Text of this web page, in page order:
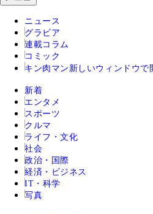
ニュース
グラビア
連載コラム
コミック
キン肉マン 新しいウィンドウで
新着
エンタメ
スポーツ
クルマ
ライフ・文化
社会
政治・国際
経済・ビジネス
IT・科学
写真